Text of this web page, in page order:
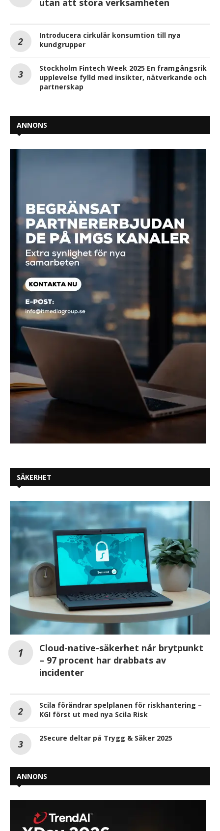
utan att störa verksamheten
Introducera cirkulär konsumtion till nya
kundgrupper
Stockholm Fintech Week 2025 En framgångsrik
upplevelse fylld med insikter, nätverkande och
partnerskap
ANNONS
SÄKERHET
Cloud-native-säkerhet når brytpunkt
– 97 procent har drabbats av
incidenter
Scila förändrar spelplanen för riskhantering –
KGI först ut med nya Scila Risk
2Secure deltar på Trygg & Säker 2025
ANNONS